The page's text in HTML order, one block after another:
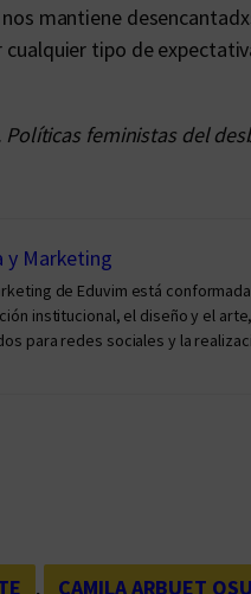
mantiene
tipo de
Políticas feministas del
y Marketing
de Eduvim está
institucional, el diseño y el
para redes sociales y la
, CAMILA ARBUET